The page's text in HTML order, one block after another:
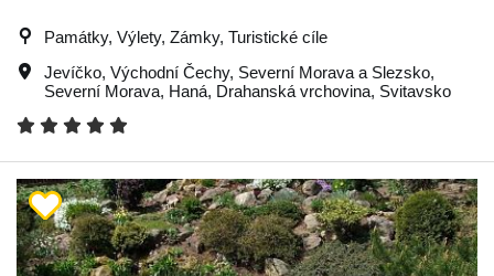
Památky, Výlety, Zámky, Turistické cíle
Jevíčko, Východní Čechy, Severní Morava a Slezsko,
Severní Morava, Haná, Drahanská vrchovina, Svitavsko